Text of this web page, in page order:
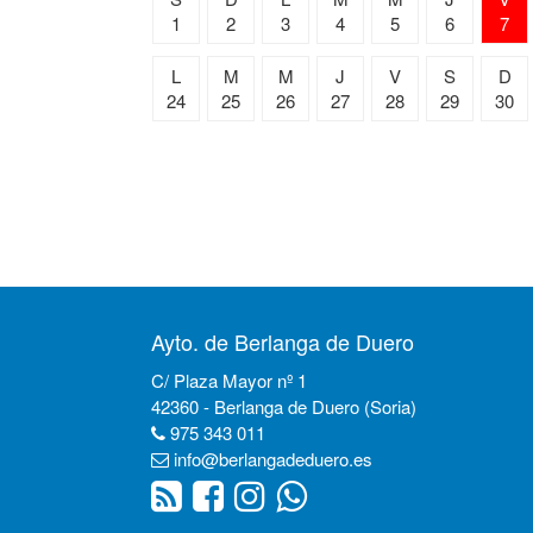
1
2
3
4
5
6
7
L
24
M
25
M
26
J
27
V
28
S
29
D
30
Ayto. de Berlanga de Duero
C/ Plaza Mayor nº 1
42360 - Berlanga de Duero (Soria)
975 343 011
info@berlangadeduero.es